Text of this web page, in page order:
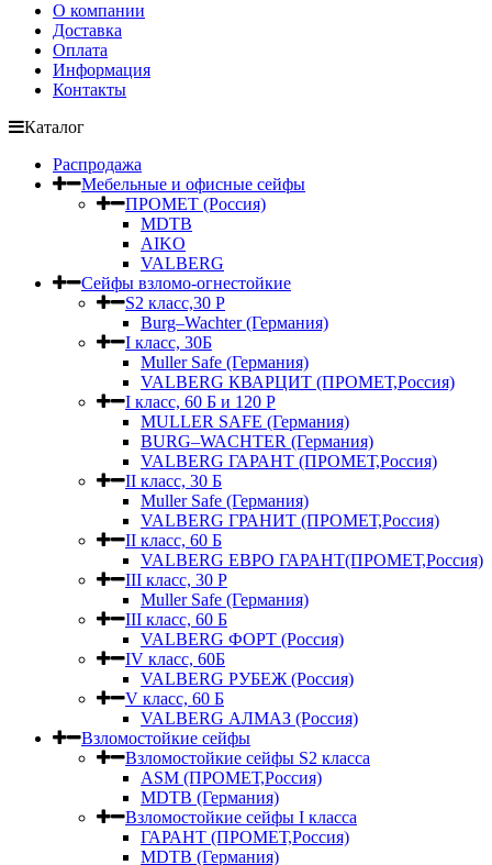
О компании
Доставка
Оплата
Информация
Контакты
Каталог
Распродажа
Мебельные и офисные сейфы
ПРОМЕТ (Россия)
MDTB
AIKO
VALBERG
Сейфы взломо-огнестойкие
S2 класс,30 Р
Burg–Wachter (Германия)
I класс, 30Б
Muller Safe (Германия)
VALBERG КВАРЦИТ (ПРОМЕТ,Россия)
I класс, 60 Б и 120 Р
MULLER SAFE (Германия)
BURG–WACHTER (Германия)
VALBERG ГАРАНТ (ПРОМЕТ,Россия)
II класс, 30 Б
Muller Safe (Германия)
VALBERG ГРАНИТ (ПРОМЕТ,Россия)
II класс, 60 Б
VALBERG ЕВРО ГАРАНТ(ПРОМЕТ,Россия)
III класс, 30 Р
Muller Safe (Германия)
III класс, 60 Б
VALBERG ФОРТ (Россия)
IV класс, 60Б
VALBERG РУБЕЖ (Россия)
V класс, 60 Б
VALBERG АЛМАЗ (Россия)
Взломостойкие сейфы
Взломостойкие сейфы S2 класса
ASM (ПРОМЕТ,Россия)
MDTB (Германия)
Взломостойкие сейфы I класса
ГАРАНТ (ПРОМЕТ,Россия)
MDTB (Германия)